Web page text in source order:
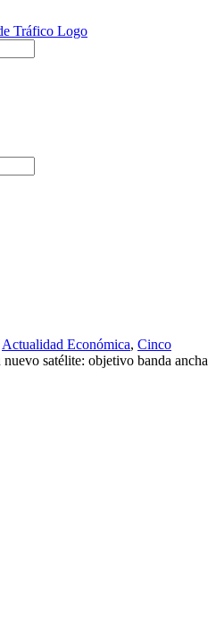
Actualidad Económica, Cinco
nuevo satélite: objetivo banda ancha